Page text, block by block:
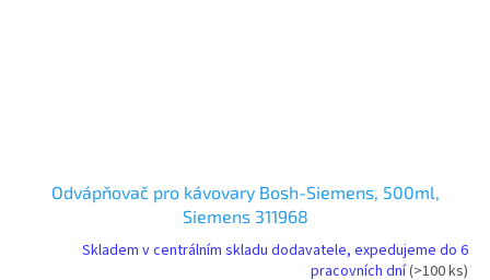
Odvápňovač pro kávovary Bosh-Siemens, 500ml,
Siemens 311968
Skladem v centrálním skladu dodavatele, expedujeme do 6
pracovních dní(>100 ks)